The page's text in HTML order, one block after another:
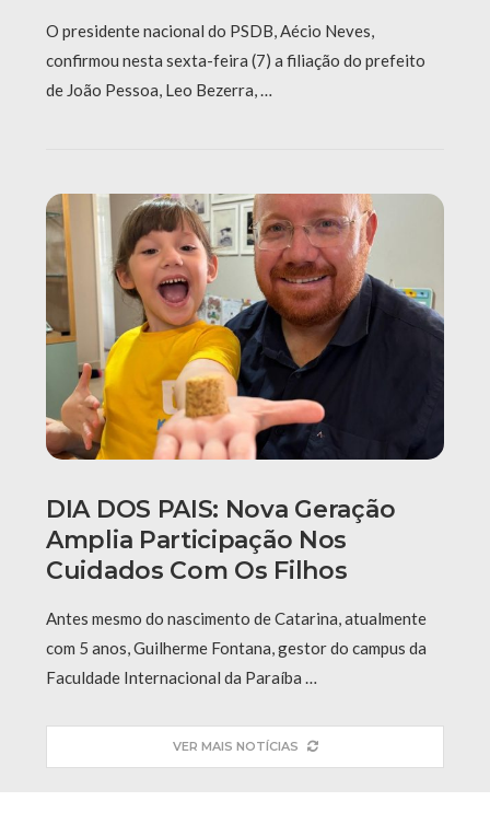
O presidente nacional do PSDB, Aécio Neves,
confirmou nesta sexta-feira (7) a filiação do prefeito
de João Pessoa, Leo Bezerra, …
DIA DOS PAIS: Nova Geração
Amplia Participação Nos
Cuidados Com Os Filhos
Antes mesmo do nascimento de Catarina, atualmente
com 5 anos, Guilherme Fontana, gestor do campus da
Faculdade Internacional da Paraíba …
VER MAIS NOTÍCIAS